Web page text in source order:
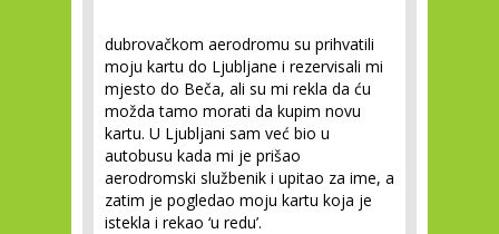
dubrovačkom aerodromu su prihvatili
moju kartu do Ljubljane i rezervisali mi
mjesto do Beča, ali su mi rekla da ću
možda tamo morati da kupim novu
kartu. U Ljubljani sam već bio u
autobusu kada mi je prišao
aerodromski službenik i upitao za ime, a
zatim je pogledao moju kartu koja je
istekla i rekao ‘u redu’.